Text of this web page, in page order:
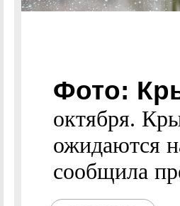
Фото:
октября.
ожидаются
сообщила